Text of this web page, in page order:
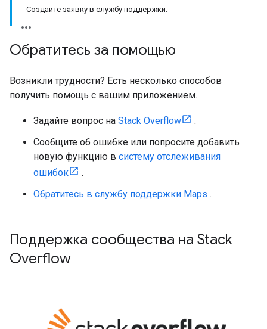
Создайте заявку в службу поддержки.
Обратитесь за помощью
Возникли трудности? Есть несколько способов
получить помощь с вашим приложением.
Задайте вопрос на Stack Overflow
.
Сообщите об ошибке или попросите добавить
новую функцию в систему отслеживания
ошибок
.
Обратитесь в службу поддержки Maps .
Поддержка сообщества на Stack
Overflow